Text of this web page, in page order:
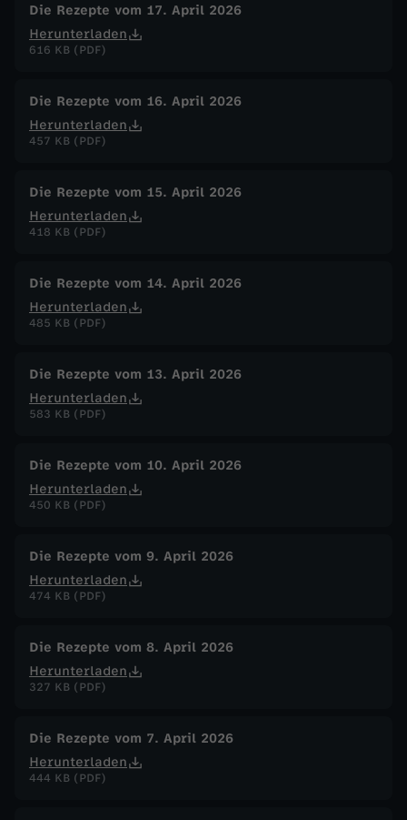
Die Rezepte vom 17. April 2026
Herunterladen
616 KB (PDF)
Die Rezepte vom 16. April 2026
Herunterladen
457 KB (PDF)
Die Rezepte vom 15. April 2026
Herunterladen
418 KB (PDF)
Die Rezepte vom 14. April 2026
Herunterladen
485 KB (PDF)
Die Rezepte vom 13. April 2026
Herunterladen
583 KB (PDF)
Die Rezepte vom 10. April 2026
Herunterladen
450 KB (PDF)
Die Rezepte vom 9. April 2026
Herunterladen
474 KB (PDF)
Die Rezepte vom 8. April 2026
Herunterladen
327 KB (PDF)
Die Rezepte vom 7. April 2026
Herunterladen
444 KB (PDF)